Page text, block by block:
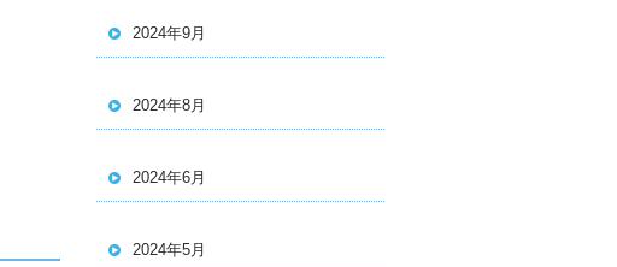
2024年9月
2024年8月
2024年6月
2024年5月